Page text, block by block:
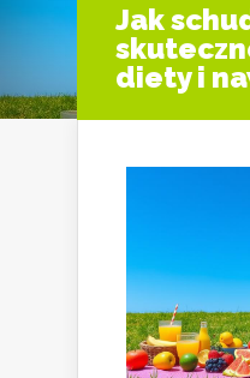
Jak
diety i